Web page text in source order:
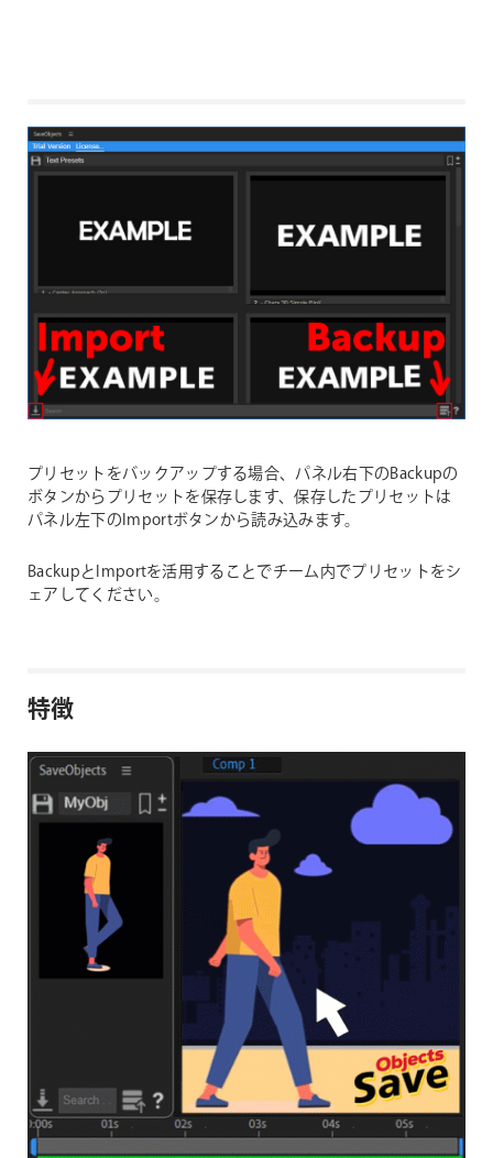
プリセットをバックアップする場合、パネル右下のBackupの
ボタンからプリセットを保存します、保存したプリセットは
パネル左下のImportボタンから読み込みます。
BackupとImportを活用することでチーム内でプリセットをシ
ェアしてください。
特徴